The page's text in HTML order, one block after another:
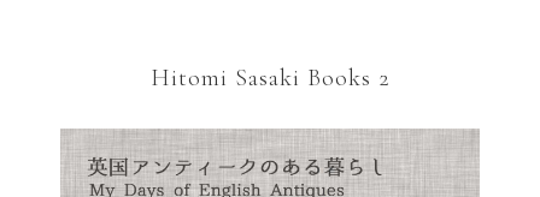
Hitomi Sasaki Books 2